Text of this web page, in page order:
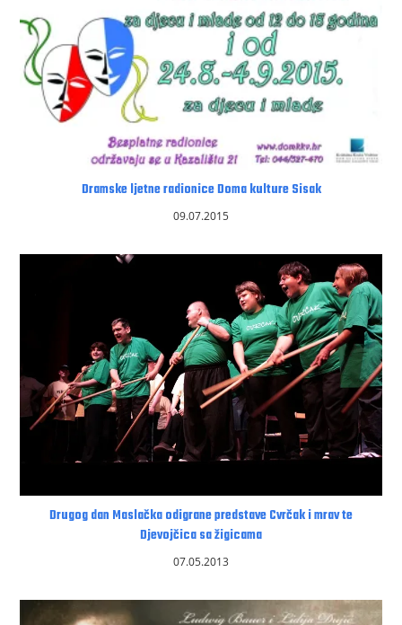
Dramske ljetne radionice Doma kulture Sisak
09.07.2015
Drugog dan Maslačka odigrane predstave Cvrčak i mrav te
Djevojčica sa žigicama
07.05.2013